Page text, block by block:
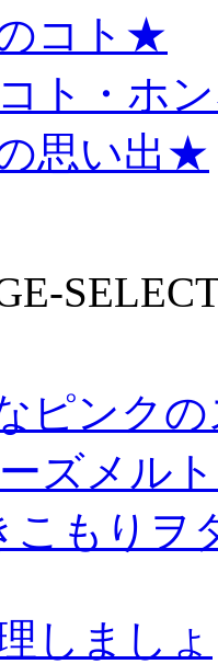
コト★
ト・ホ
思い出★
ピンク
ズメル
こもりヲ
しましょ